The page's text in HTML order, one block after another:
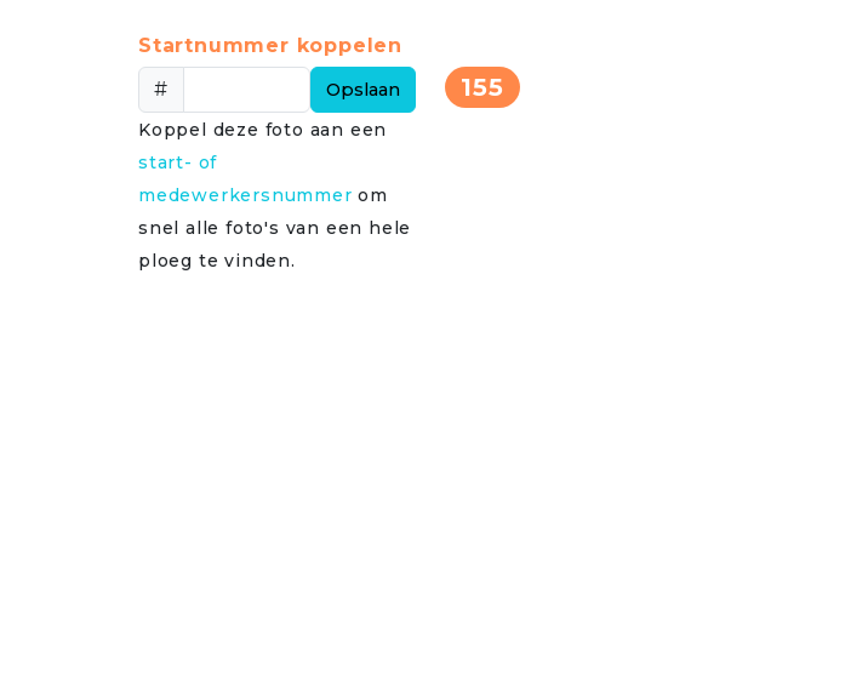
Startnummer koppelen
#
Opslaan
Koppel deze foto aan een
start- of
medewerkersnummer om
snel alle foto's van een hele
ploeg te vinden.
155